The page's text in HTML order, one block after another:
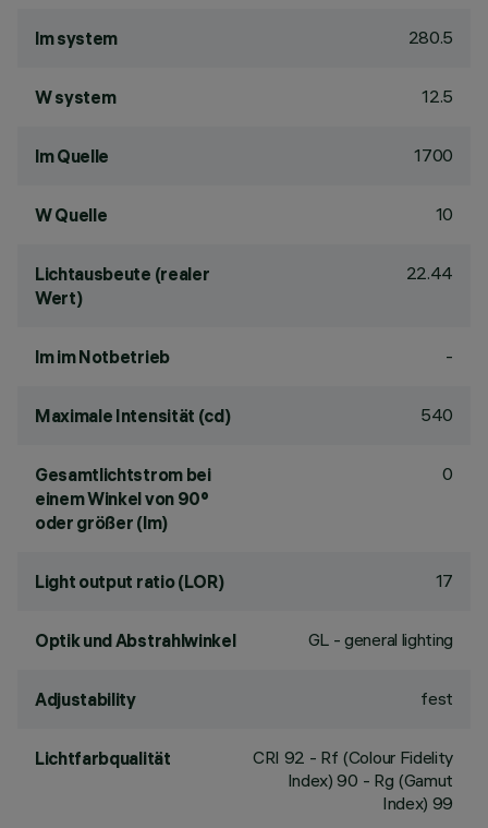
lm system 280.5
W system 12.5
lm Quelle 1700
W Quelle 10
Lichtausbeute (realer
Wert)
22.44
lm im Notbetrieb -
Maximale Intensität (cd) 540
Gesamtlichtstrom bei
einem Winkel von 90°
oder größer (lm)
0
Light output ratio (LOR) 17
Optik und Abstrahlwinkel GL - general lighting
Adjustability fest
Lichtfarbqualität CRI 92 - Rf (Colour Fidelity
Index) 90 - Rg (Gamut
Index) 99